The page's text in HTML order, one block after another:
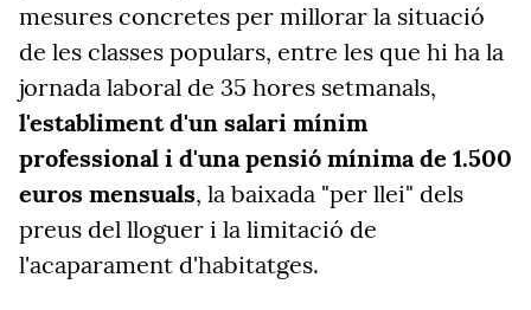
mesures concretes per millorar la situació
de les classes populars, entre les que hi ha la
jornada laboral de 35 hores setmanals,
l'establiment d'un salari mínim
professional i d'una pensió mínima de 1.500
euros mensuals, la baixada "per llei" dels
preus del lloguer i la limitació de
l'acaparament d'habitatges.